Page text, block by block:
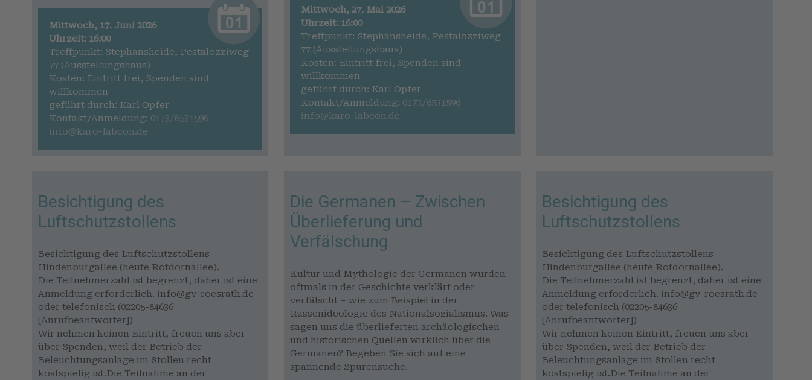
Mittwoch, 17. Juni 2026
Uhrzeit: 16:00
Treffpunkt: Stephansheide, Pestalozziweg
77 (Ausstellungshaus)
Kosten: Eintritt frei, Spenden sind
willkommen
geführt durch: Karl Opfer
Kontakt/Anmeldung: 0173/6531596
info@karo-labcon.de
Mittwoch, 27. Mai 2026
Uhrzeit: 16:00
Treffpunkt: Stephansheide, Pestalozziweg
77 (Ausstellungshaus)
Kosten: Eintritt frei, Spenden sind
willkommen
geführt durch: Karl Opfer
Kontakt/Anmeldung: 0173/6531596
info@karo-labcon.de
Besichtigung des
Luftschutzstollens
Besichtigung des Luftschutzstollens
Hindenburgallee (heute Rotdornallee).
Die Teilnehmerzahl ist begrenzt, daher ist eine
Anmeldung erforderlich. info@gv-roesrath.de
oder telefonisch (02205-84636
[Anrufbeantworter])
Wir nehmen keinen Eintritt, freuen uns aber
über Spenden, weil der Betrieb der
Beleuchtungsanlage im Stollen recht
kostspielig ist.Die Teilnahme an der
Die Germanen – Zwischen
Überlieferung und
Verfälschung
Kultur und Mythologie der Germanen wurden
oftmals in der Geschichte verklärt oder
verfälscht – wie zum Beispiel in der
Rassenideologie des Nationalsozialismus. Was
sagen uns die überlieferten archäologischen
und historischen Quellen wirklich über die
Germanen? Begeben Sie sich auf eine
spannende Spurensuche.
Besichtigung des
Luftschutzstollens
Besichtigung des Luftschutzstollens
Hindenburgallee (heute Rotdornallee).
Die Teilnehmerzahl ist begrenzt, daher ist eine
Anmeldung erforderlich. info@gv-roesrath.de
oder telefonisch (02205-84636
[Anrufbeantworter])
Wir nehmen keinen Eintritt, freuen uns aber
über Spenden, weil der Betrieb der
Beleuchtungsanlage im Stollen recht
kostspielig ist.Die Teilnahme an der